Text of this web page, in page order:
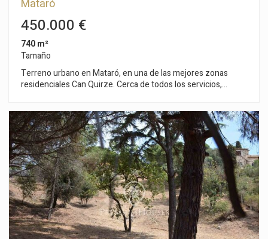
Mataró
450.000 €
740 m²
Tamaño
Terreno urbano en Mataró, en una de las mejores zonas
residenciales Can Quirze. Cerca de todos los servicios,
forma cuadrada, prácticamente plano. Excelente orientación
sur. Dispone de licencia y proyecto para construir una casa
independiente moderna. Consulte con nosotros para valorar
el proyecto El terreno está de todos los servicios: tomas de
agua, luz, alcantarillado, gas, evacuación de residuales.
Normativas urbanísticas: Coeficiente edificabilidad neta:
0,557m2 techo/m2 del suelo. Edificabilidad máxima: 335 m2
vivienda, más planta sótano. Ocupación máxima: 230,6m2.
Altura reguladora: 7 m. Cantidad de plantas: 2 (Pb+1).
Separaciones mínimas: calle 3,00m / lateral 6,00m / de fondo
6,00m. Regulación aparcamiento: mínimo 2 vehículos.